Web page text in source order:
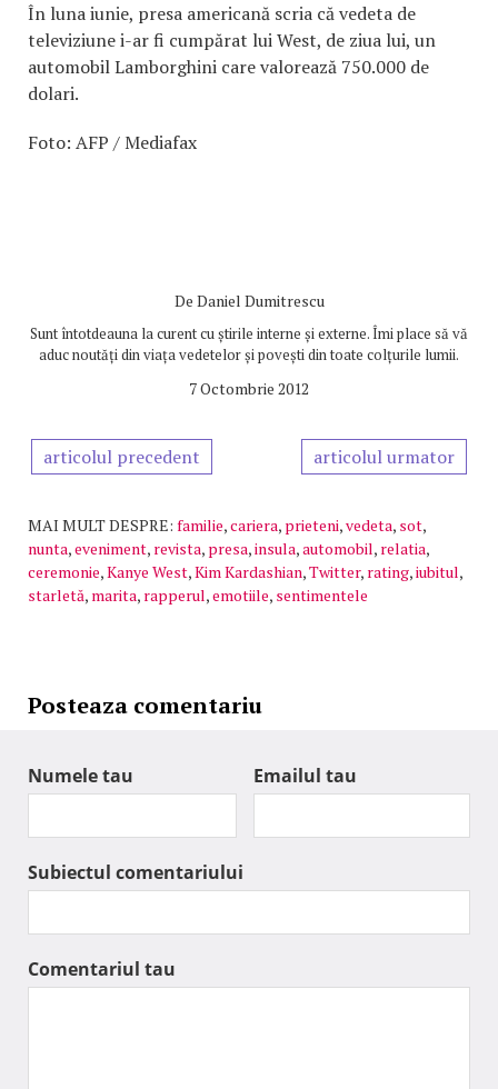
În luna iunie, presa americană scria că vedeta de
televiziune i-ar fi cumpărat lui West, de ziua lui, un
automobil Lamborghini care valorează 750.000 de
dolari.
Foto: AFP / Mediafax
De Daniel Dumitrescu
Sunt întotdeauna la curent cu știrile interne și externe. Îmi place să vă
aduc noutăți din viața vedetelor și povești din toate colțurile lumii.
7 Octombrie 2012
articolul precedent articolul urmator
MAI MULT DESPRE: familie,cariera, prieteni,vedeta, sot,
nunta,eveniment, revista, presa,insula,automobil, relatia,
ceremonie,Kanye West,Kim Kardashian,Twitter, rating,iubitul,
starletă, marita, rapperul,emotiile, sentimentele
Posteaza comentariu
Numele tau Emailul tau
Subiectul comentariului
Comentariul tau